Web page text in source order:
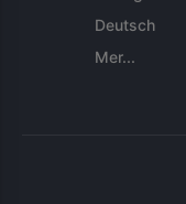
Deutsch
Mer...